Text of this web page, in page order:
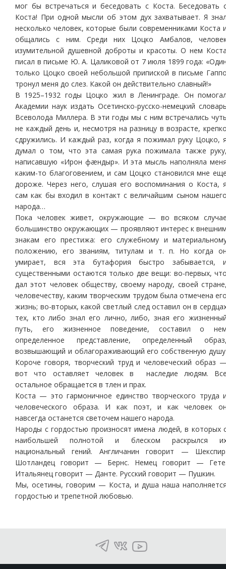
мог бы встречаться и беседовать с Коста. Беседовать
Коста! При одной мысли об этом дух захватывает. Я
несколько человек, которые были современниками Коста
общались с ним. Среди них Цоцко Амбалов,
изумительной душевной доброты и красоты. О нем
писал в письме Ю. А. Цаликовой от 7 июля 1899 года:
только Цоцко своей небольшой припиской в письме
тронул меня до слез. Какой он действительно славный!»
В 1925–1932 годы Цоцко жил в Ленинграде. Он
Академии наук издать Осетинско-русско-немецкий
Всеволода Миллера. В эти годы мы с ним встречались
не каждый день и, несмотря на разницу в возрасте,
сдружились. И каждый раз, когда я пожимал руку Цоцко,
думал о том, что эта самая рука пожимала также
написавшую «Ирон фæндыр». И эта мысль наполняла
каким-то благоговением, и сам Цоцко становился мне
дороже. Через него, слушая его воспоминания о Коста,
сам как бы входил в контакт с величайшим сыном
народа…
Пока человек живет, окружающие — во всяком
большинство окружающих — проявляют интерес к
знакам его престижа: его служебному и
положению, его званиям, титулам и т. п. Но когда
умирает, вся эта бутафория быстро забывается,
существенными остаются только две вещи: во-первых,
дал этот человек обществу, своему народу, своей
человечеству, каким творческим трудом была отмечена
жизнь; во-вторых, какой светлый след оставил он в
тех, кто либо знал его лично, либо, зная его
путь, его жизненное поведение, составил о
определенное представление, определенный
возвышающий и облагораживающий его собственную
Короче говоря, творческий труд и человеческий образ
вот что оставляет человек в наследие людям.
остальное обращается в тлен и прах.
Коста — это гармоничное единство творческого труда
человеческого образа. И как поэт, и как человек
навсегда останется светочем нашего народа.
Народы с гордостью произносят имена людей, в которых
наибольшей полнотой и блеском раскрылся
национальный гений. Англичанин говорит —
Шотландец говорит — Бернс. Немец говорит —
Итальянец говорит — Данте. Русский говорит — Пушкин.
Мы, осетины, говорим — Коста, и душа наша
гордостью и трепетной любовью.